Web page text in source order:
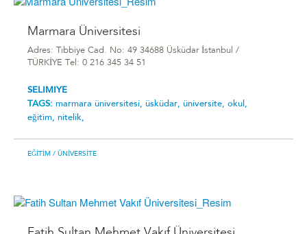
Marmara Üniversitesi
Adres: Tıbbiye Cad. No: 49 34688 Üsküdar İstanbul /
TÜRKİYE Tel: 0 216 345 34 51
SELIMIYE
TAGS: marmara üniversitesi, üsküdar, üniversite, okul,
eğitim, nitelik,
EĞITIM / ÜNIVERSITE